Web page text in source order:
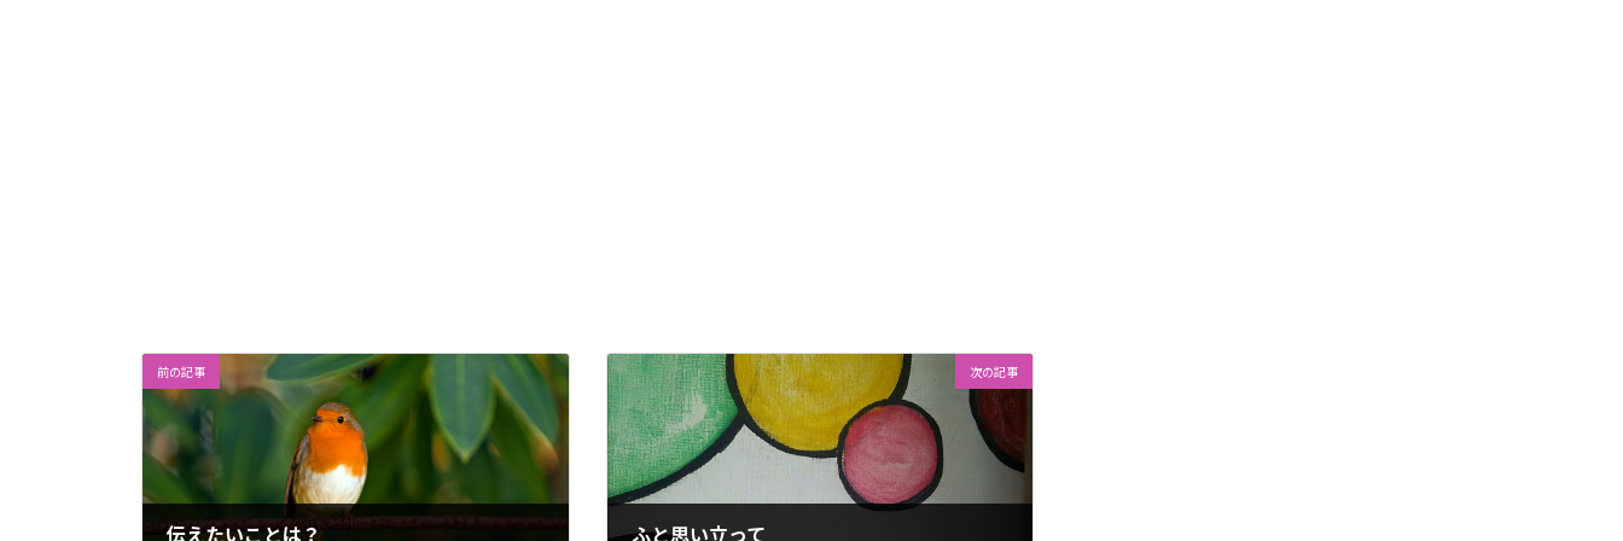
前の記事
伝えたいことは？
次の記事
ふと思い立って